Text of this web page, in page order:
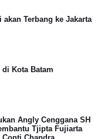
Terbang ke Jakarta
Kota Batam
Angly Cenggana SH
Tjipta Fujiarta